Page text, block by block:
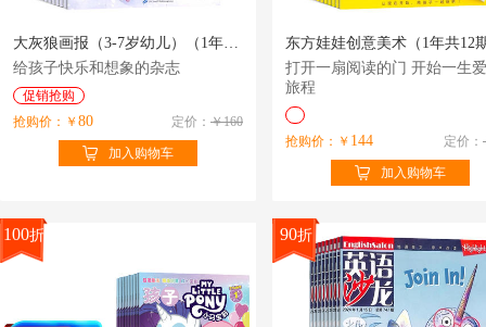
大灰狼画报（3-7岁幼儿）（1年共12期）（杂志订阅）
给孩子快乐和想象的杂志
促销抢购
抢购价：￥ 80 定价： ￥160
加入购物车
打开一扇阅读的门 开始一生
旅程
抢购价：￥ 144 定价：
加入购物车
100折 90折